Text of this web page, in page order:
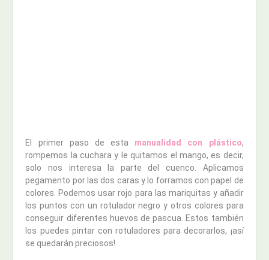
El primer paso de esta manualidad con plástico,
rompemos la cuchara y le quitamos el mango, es decir,
solo nos interesa la parte del cuenco. Aplicamos
pegamento por las dos caras y lo forramos con papel de
colores. Podemos usar rojo para las mariquitas y añadir
los puntos con un rotulador negro y otros colores para
conseguir diferentes huevos de pascua. Estos también
los puedes pintar con rotuladores para decorarlos, ¡así
se quedarán preciosos!